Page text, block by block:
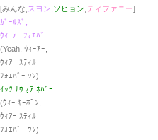
[みんな, スヨン ソヒョン ティファニー]
ｶﾞｰﾙｽﾞ,
ｳｨｰｱｰ ﾌｫｴﾊﾞｰ
(Yeah, ｳｨｰｱｰ,
ｳｨｱｰ ｽﾃｨﾙ
ﾌｫｴﾊﾞｰ ﾜﾝ)
ｲｯﾂ ﾅｳ ｵｱ ﾈﾊﾞｰ
(ｳｨｰ ｷｰﾎﾟﾝ,
ｳｨｱｰ ｽﾃｨﾙ
ﾌｫｴﾊﾞｰ ﾜﾝ)